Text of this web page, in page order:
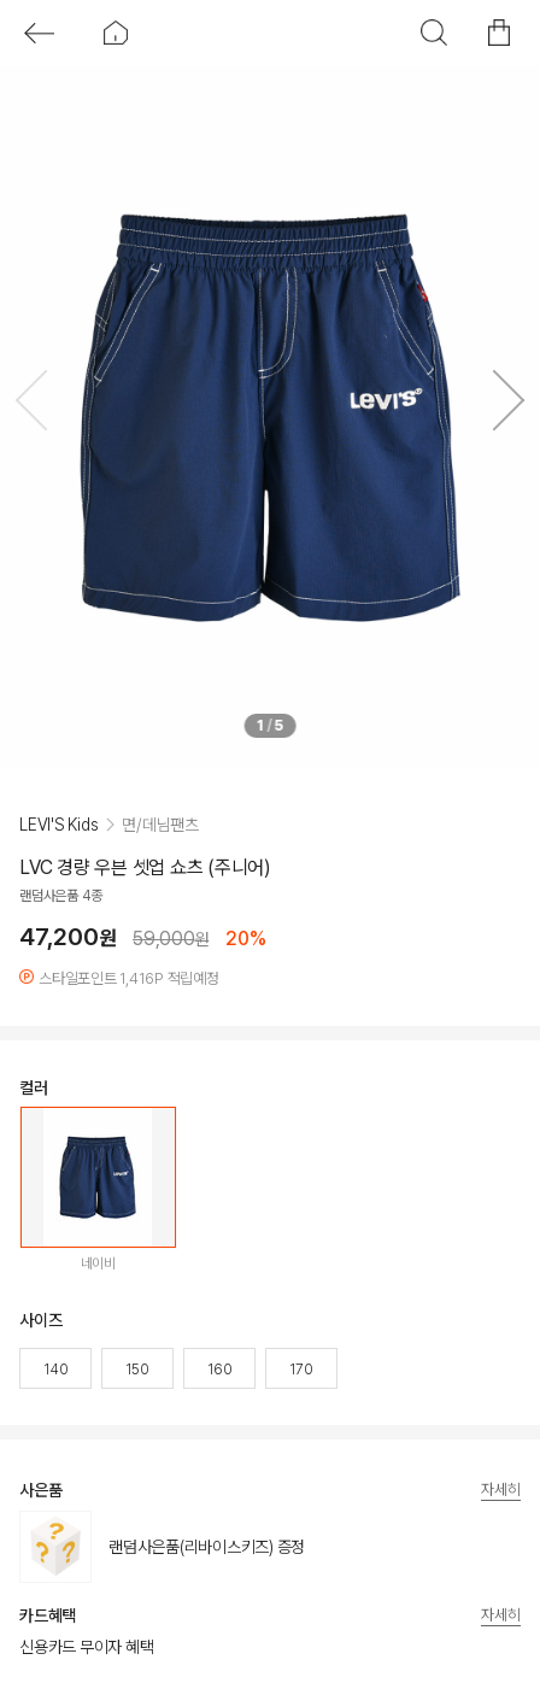
1 /5
LEVI'S Kids 면/데님팬츠
LVC 경량 우븐 셋업 쇼츠 (주니어)
랜덤사은품 4종
47,200원 59,000원 20%
스타일포인트 1,416P 적립예정
컬러
네이비
사이즈
140 150 160 170
사은품
랜덤사은품(리바이스키즈) 증정
자세히
카드혜택
신용카드 무이자 혜택
자세히